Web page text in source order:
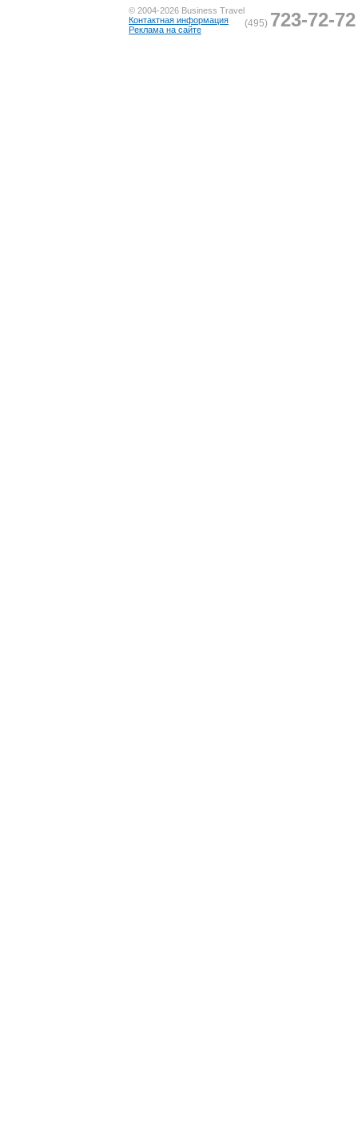
© 2004-2026 Business Travel
Контактная информация
Реклама на сайте
(495) 723-72-72